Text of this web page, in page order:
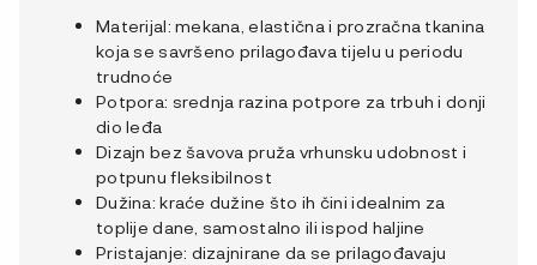
Materijal: mekana, elastična i prozračna tkanina
koja se savršeno prilagođava tijelu u periodu
trudnoće
Potpora: srednja razina potpore za trbuh i donji
dio leđa
Dizajn bez šavova pruža vrhunsku udobnost i
potpunu fleksibilnost
Dužina: kraće dužine što ih čini idealnim za
toplije dane, samostalno ili ispod haljine
Pristajanje: dizajnirane da se prilagođavaju